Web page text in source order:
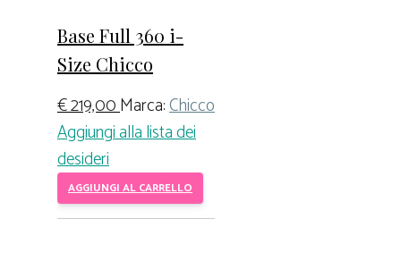
Base Full 360 i-
Size Chicco
€219,00Marca:Chicco
Aggiungi alla lista dei
desideri
AGGIUNGI AL CARRELLO